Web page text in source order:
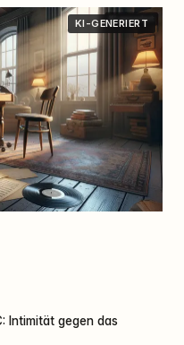
KI-GENERIERT
Intimität gegen das